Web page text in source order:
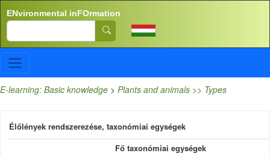
ENvironmental inFOrmation
Search
E-learning: Basic knowledge > Plants and animals >> Types
Élőlények rendszerezése, taxonómiai egységek
Fő taxonómiai egységek